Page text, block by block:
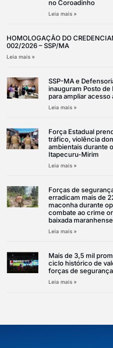
no Coroadinho
Leia mais »
HOMOLOGAÇÃO DO
002/2026 – SSP/MA
Leia mais »
SSP-MA e
inauguram Posto
para ampliar acesso
Leia mais »
Força Estadual
tráfico, violência
ambientais durante
Itapecuru-Mirim
Leia mais »
Forças de
erradicam mais de
maconha durante
combate ao crime
baixada maranhense
Leia mais »
Mais de 3,5 mil
ciclo histórico de
forças de
Leia mais »